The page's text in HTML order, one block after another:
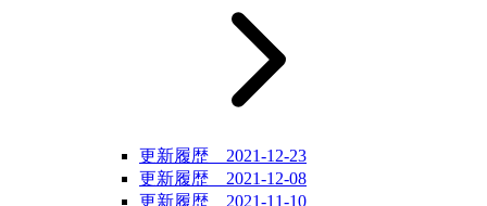
更新履歴 2021-12-23
更新履歴 2021-12-08
更新履歴 2021-11-10